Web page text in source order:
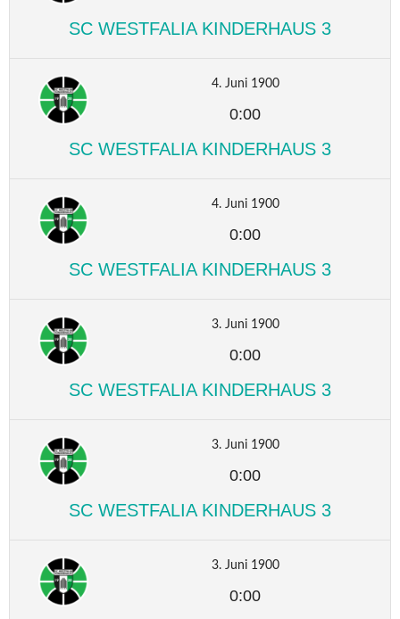
SC WESTFALIA KINDERHAUS 3
4. Juni 1900
0:00
SC WESTFALIA KINDERHAUS 3
4. Juni 1900
0:00
SC WESTFALIA KINDERHAUS 3
3. Juni 1900
0:00
SC WESTFALIA KINDERHAUS 3
3. Juni 1900
0:00
SC WESTFALIA KINDERHAUS 3
3. Juni 1900
0:00